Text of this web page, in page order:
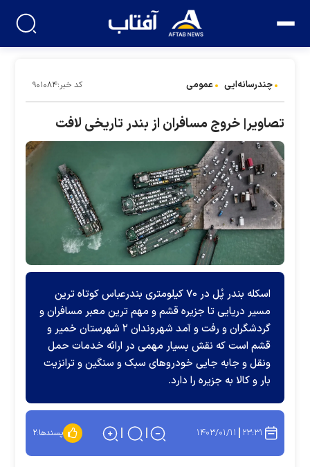
چندرسانه‌ایی عمومی کد خبر:۹۰۱۰۸۴
تصاویر| خروج مسافران از بندر تاریخی لافت
اسکله بندر پُل در ۷۰ کیلومتری بندرعباس کوتاه‌ ترین
مسیر دریایی تا جزیره قشم و مهم‌ ترین معبر مسافران و
گردشگران و رفت و آمد شهروندان ۲ شهرستان خمیر و
قشم است که نقش بسیار مهمی در ارائه خدمات حمل
ونقل و جابه جایی خودروهای سبک و سنگین و ترانزیت
بار و کالا به جزیره را دارد.
۲۳:۳۱ ۱۴۰۳/۰۱/۱۱ پسندها:۲